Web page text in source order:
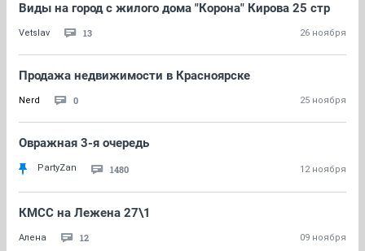
Виды на город с жилого дома "Корона" Кирова 25 стр
Vetslav 13 26 ноября
Продажа недвижимости в Красноярске
Nerd 0 25 ноября
Овражная 3-я очередь
PartyZan 1480 12 ноября
КМСС на Лежена 27\1
Алена 12 09 ноября